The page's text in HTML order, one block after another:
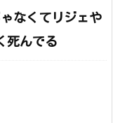
なくてリジェや
死んでる